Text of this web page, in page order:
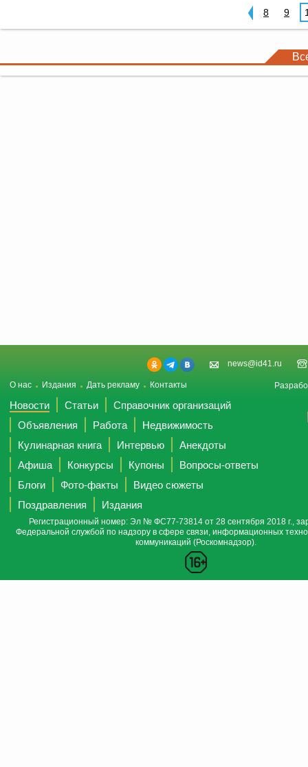
8 9
news@id41.ru
О нас Издания Дать рекламу Контакты
Новости Статьи
Справочник организаций
Объявления
Работа
Недвижимость
Кулинарная книга
Интервью
Анекдоты
Афиша
Конкурсы Купоны
Вопросы-ответы
Блоги
Фото-факты
Видео сюжеты
Поздравления
Издания
Регистрационный номер: Эл № ФС77-73814 от 28 сентября 2018 г.,
Федеральной службой по надзору в сфере связи, информационных
коммуникаций (Роскомнадзор).